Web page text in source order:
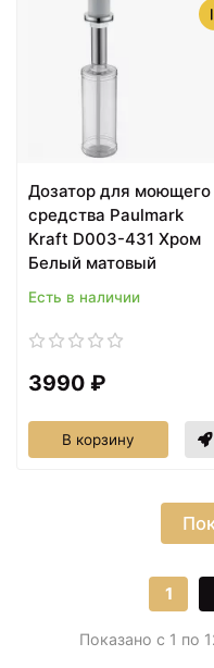
Дозатор для моющего
средства Paulmark
Kraft D003-431 Хром
Белый матовый
Есть в наличии
3990 ₽
В корзину
1
Показано с 1 по